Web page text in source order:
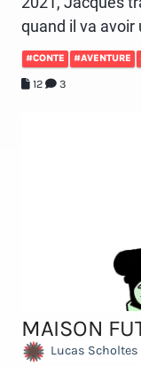
quand il va avoir
#CONTE #AVENTURE
12 3
MAISON
Lucas Scholtes